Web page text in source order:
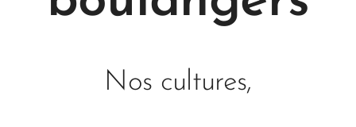
Nos cultures,